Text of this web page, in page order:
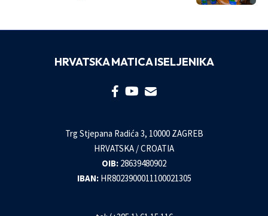
HRVATSKA MATICA ISELJENIKA
Trg Stjepana Radića 3, 10000 ZAGREB
HRVATSKA / CROATIA
OIB: 28639480902
IBAN: HR8023900011100021305